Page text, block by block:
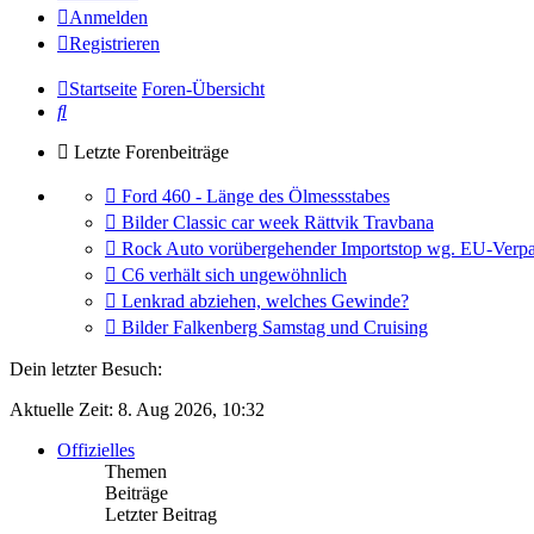
Anmelden
Registrieren
Startseite Foren-Übersicht
Suche
Letzte Forenbeiträge
Gehe
zum
letzten
Beitrag
Ford 460 - Länge des Ölmessstabes
Gehe
zum
letzten
Beitrag
Bilder Classic car week Rättvik Travbana
Gehe
zum
letzten
Beitrag
Rock Auto vorübergehender Importstop wg. EU-
Gehe
zum
letzten
Beitrag
C6 verhält sich ungewöhnlich
Gehe
zum
letzten
Beitrag
Lenkrad abziehen, welches Gewinde?
Gehe
letzten
Bilder Falkenberg Samstag und Cruising
Dein letzter Besuch:
Aktuelle Zeit: 8. Aug 2026, 10:32
Offizielles
Themen
Beiträge
Letzter Beitrag